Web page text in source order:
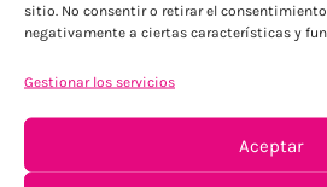
sitio. No consentir o retirar el
negativamente a ciertas características y
Gestionar los servicios
Aceptar
Para Península, resto